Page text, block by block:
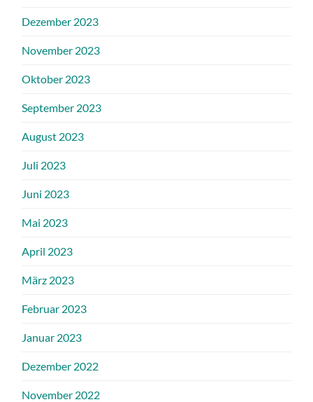
Dezember 2023
November 2023
Oktober 2023
September 2023
August 2023
Juli 2023
Juni 2023
Mai 2023
April 2023
März 2023
Februar 2023
Januar 2023
Dezember 2022
November 2022